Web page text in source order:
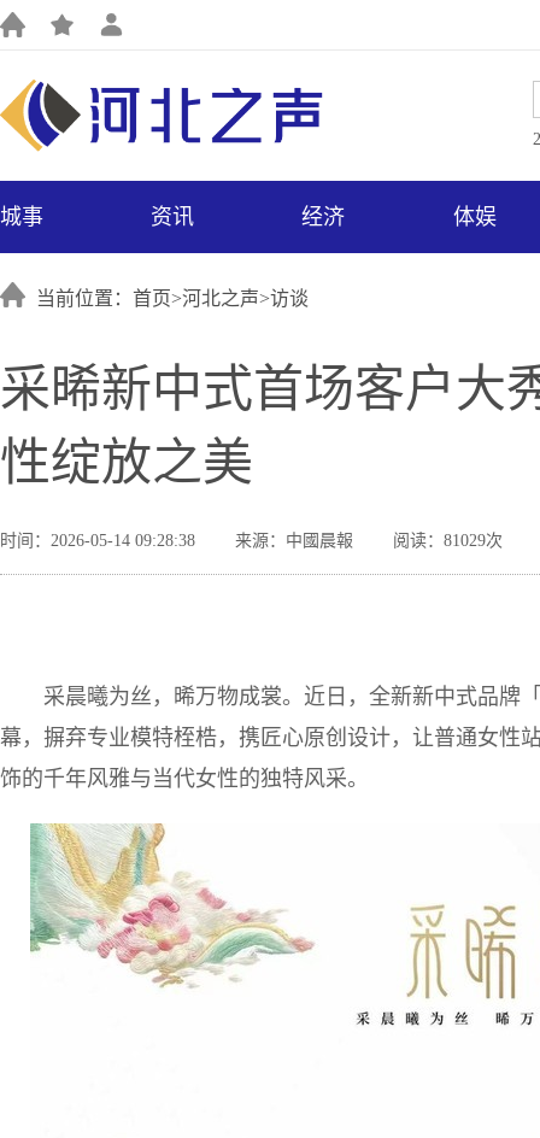
城事 资讯 经济 体娱
当前位置：首页>河北之声>访谈
采晞新中式首场客户大
性绽放之美
时间：2026-05-14 09:28:38 来源：中國晨報 阅读：81029次
采晨曦为丝，晞万物成裳。近日，全新新中式品牌
幕，摒弃专业模特桎梏，携匠心原创设计，让普通女性
饰的千年风雅与当代女性的独特风采。